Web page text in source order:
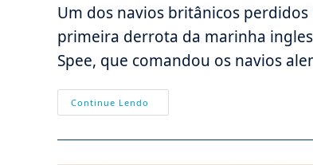
Um dos navios britânicos perdidos
primeira derrota da marinha
Spee, que comandou os navios
Continue Lendo
–